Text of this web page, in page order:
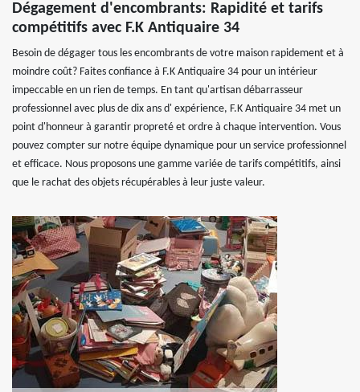
Dégagement d'encombrants: Rapidité et tarifs
compétitifs avec F.K Antiquaire 34
Besoin de dégager tous les encombrants de votre maison rapidement et à
moindre coût? Faites confiance à F.K Antiquaire 34 pour un intérieur
impeccable en un rien de temps. En tant qu'artisan débarrasseur
professionnel avec plus de dix ans d' expérience, F.K Antiquaire 34 met un
point d'honneur à garantir propreté et ordre à chaque intervention. Vous
pouvez compter sur notre équipe dynamique pour un service professionnel
et efficace. Nous proposons une gamme variée de tarifs compétitifs, ainsi
que le rachat des objets récupérables à leur juste valeur.